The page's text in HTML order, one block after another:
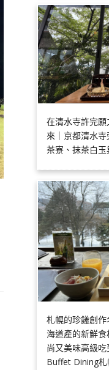
在清水寺許完
來｜京都清水
茶寮、抹茶白
札幌的珍饈創
海道產的新鮮
尚又美味高級
Buffet Dining